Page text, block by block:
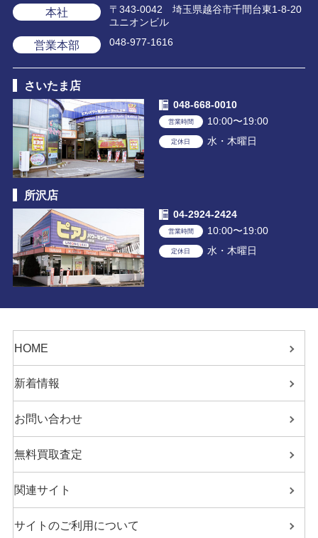
本社
〒343-0042 埼玉県越谷市千間台東1-8-20
ユニオンビル
営業本部 048-977-1616
さいたま店
048-668-0010
営業時間 10:00〜19:00
定休日 水・木曜日
所沢店
04-2924-2424
営業時間 10:00〜19:00
定休日 水・木曜日
HOME
新着情報
お問い合わせ
無料買取査定
関連サイト
サイトのご利用について